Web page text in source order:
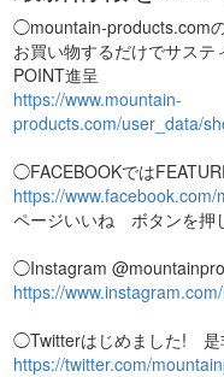
◯mountain-products.com
お買い物するだけでサステ
POINT進呈
https://www.mountain-
products.com/user_data/
◯FACEBOOKでは
https://
ページいいね ボタンを押
◯Instagram
https://
◯Twitterはじめました! 是
https://twitter.com/